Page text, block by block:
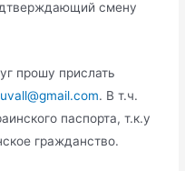
смену
прошу прислать
. В т.ч.
паспорта, т.к.у
гражданство.